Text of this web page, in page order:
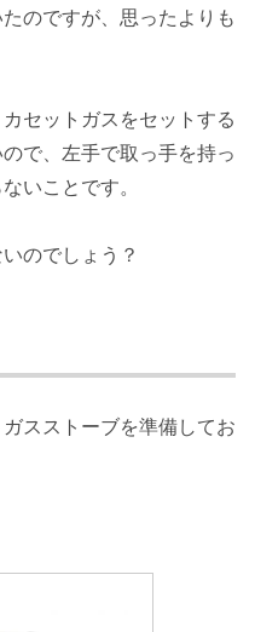
のですが、思ったよりも
セットガスをセットする
で、左手で取っ手を持っ
いことです。
のでしょう？
スストーブを準備してお